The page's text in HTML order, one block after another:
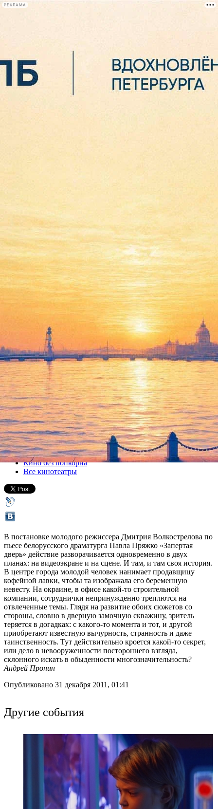
РЕКЛАМА
Сегодня:
Запертая дверь
07 января 2012, суббота,20.00
Версия для печати
Все спектакли
Кино без попкорна
Все кинотеатры
В постановке молодого режиссера Дмитрия Волкострелова по
пьесе белорусского драматурга Павла Пряжко «Запертая
дверь» действие разворачивается одновременно в двух
планах: на видеоэкране и на сцене. И там, и там своя история.
В центре города молодой человек нанимает продавщицу
кофейной лавки, чтобы та изображала его беременную
невесту. На окраине, в офисе какой-то строительной
компании, сотруднички непринужденно треплются на
отвлеченные темы. Глядя на развитие обоих сюжетов со
стороны, словно в дверную замочную скважину, зритель
теряется в догадках: с какого-то момента и тот, и другой
приобретают известную вычурность, странность и даже
таинственность. Тут действительно кроется какой-то секрет,
или дело в невооруженности постороннего взгляда,
склонного искать в обыденности многозначительность?
Андрей Пронин
Опубликовано 31 декабря 2011, 01:41
Другие события